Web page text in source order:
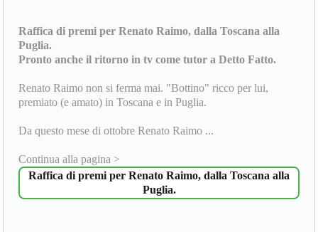
Raffica di premi per Renato Raimo, dalla Toscana alla
Puglia.
Pronto anche il ritorno in tv come tutor a Detto Fatto.
Renato Raimo non si ferma mai. "Bottino" ricco per lui,
premiato (e amato) in Toscana e in Puglia.
Da questo mese di ottobre Renato Raimo ...
Continua alla pagina >
Raffica di premi per Renato Raimo, dalla Toscana alla
Puglia.